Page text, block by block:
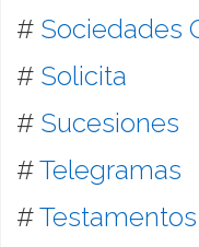
# Sociedades
# Solicita
# Sucesiones
#Telegramas
#Testamentos